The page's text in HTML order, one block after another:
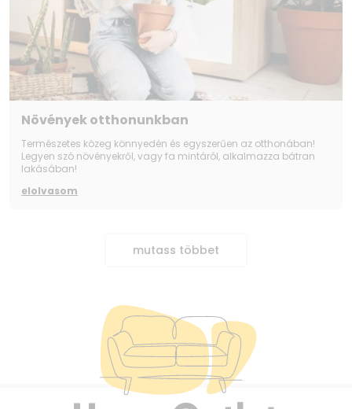
Növények otthonunkban
Természetes közeg könnyedén és egyszerűen az otthonában!
Legyen szó növényekről, vagy fa mintáról, alkalmazza bátran
lakásában!
elolvasom
mutass többet